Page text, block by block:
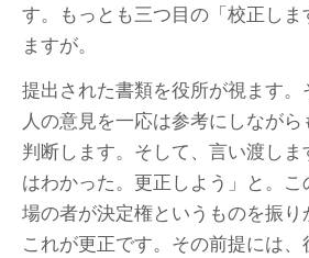
す。もっとも三つ目の「校正し
ますが。
提出された書類を役所が視ます
人の意見を一応は参考にしなが
判断します。そして、言い渡し
はわかった。更正しよう」と。
場の者が決定権というものを振
これが更正です。その前提には